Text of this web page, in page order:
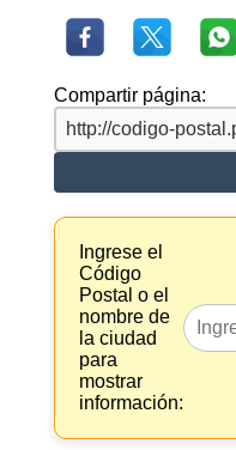
Compartir página:
Ingrese el
Código
Postal o el
nombre de
la ciudad
para
mostrar
información: